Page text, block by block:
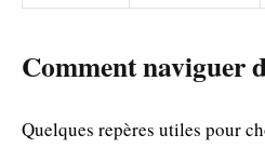
Comment naviguer
Quelques repères utiles pour